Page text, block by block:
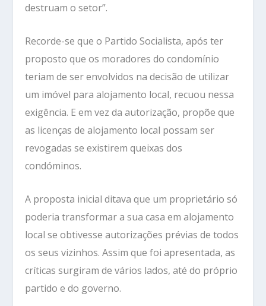
destruam o setor”.
Recorde-se que o Partido Socialista, após ter
proposto que os moradores do condomínio
teriam de ser envolvidos na decisão de utilizar
um imóvel para alojamento local, recuou nessa
exigência. E em vez da autorização, propõe que
as licenças de alojamento local possam ser
revogadas se existirem queixas dos
condóminos.
A proposta inicial ditava que um proprietário só
poderia transformar a sua casa em alojamento
local se obtivesse autorizações prévias de todos
os seus vizinhos. Assim que foi apresentada, as
críticas surgiram de vários lados, até do próprio
partido e do governo.